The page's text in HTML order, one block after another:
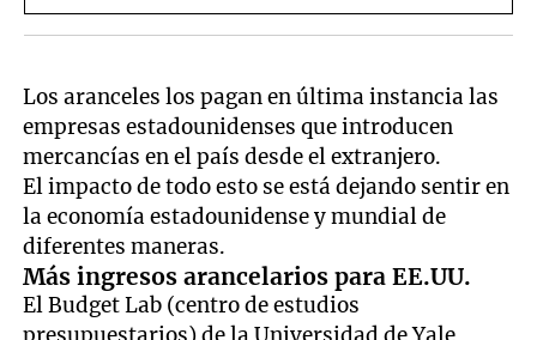
Los aranceles los pagan en última instancia las
empresas estadounidenses que introducen
mercancías en el país desde el extranjero.
El impacto de todo esto se está dejando sentir en
la economía estadounidense y mundial de
diferentes maneras.
Más ingresos arancelarios para EE.UU.
El Budget Lab (centro de estudios